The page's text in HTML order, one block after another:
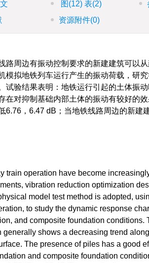
图 (12) 表(2)
资源附件(0)
周边有振动控制要求的新建建筑可以
拟地铁列车运行产生的振动荷载，研
验结果表明：地铁运行引起的土体振
对抑制基础内部土体的振动有较好的
，6.47 dB；当地铁线路周边的新建
operation have become
vibration reduction optimization
model test method is adopted,
to study the dynamic response
and composite foundation conditions.
shows a decreasing trend
The presence of piles has a good
and composite foundation